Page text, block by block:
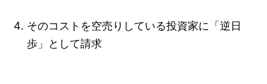
そのコストを空売りしている投資家に「逆日
歩」として請求